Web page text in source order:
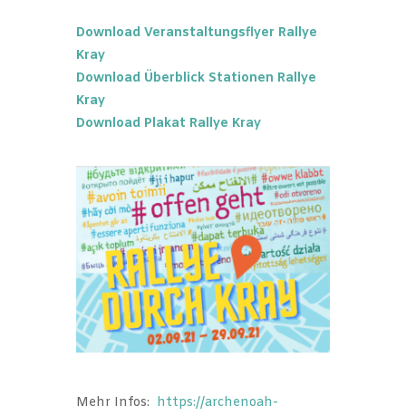
Download Veranstaltungsflyer Rallye
Kray
Download Überblick Stationen Rallye
Kray
Download Plakat Rallye Kray
Mehr Infos: https://archenoah-